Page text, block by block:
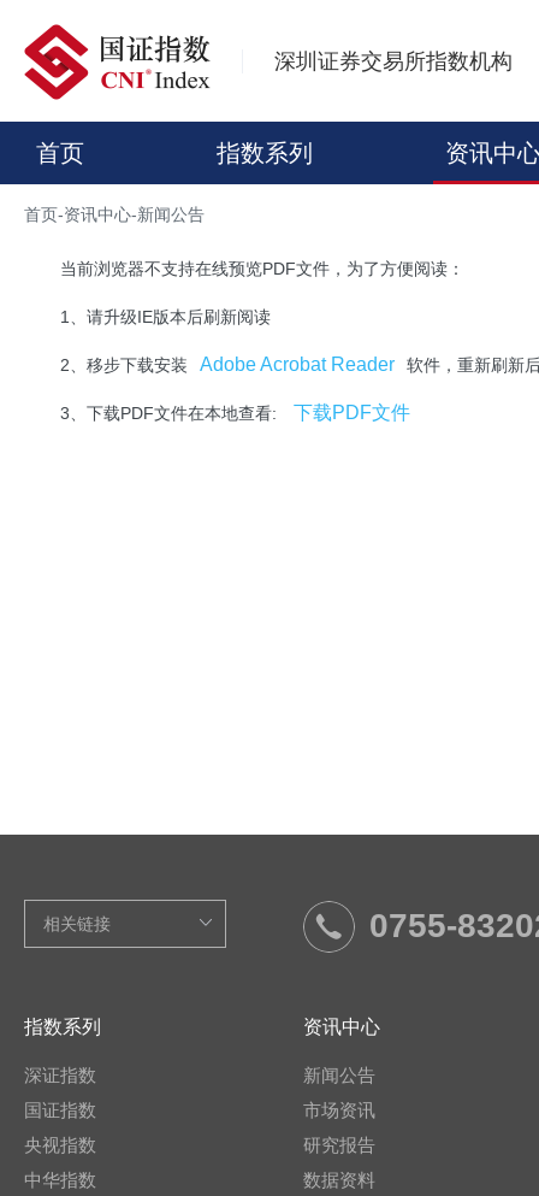
深圳证券交易所指数机构
首页 指数系列 资讯中
首页-资讯中心-新闻公告
当前浏览器不支持在线预览PDF文件，为了方便阅读：
1、请升级IE版本后刷新阅读
2、移步下载安装 Adobe Acrobat Reader 软件，重新刷新
3、下载PDF文件在本地查看: 下载PDF文件
0755-
指数系列
深证指数
国证指数
央视指数
中华指数
资讯中心
新闻公告
市场资讯
研究报告
数据资料